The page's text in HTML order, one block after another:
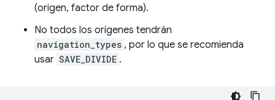
(origen, factor de forma).
No todos los orígenes tendrán
navigation_types , por lo que se recomienda
usar SAVE_DIVIDE .